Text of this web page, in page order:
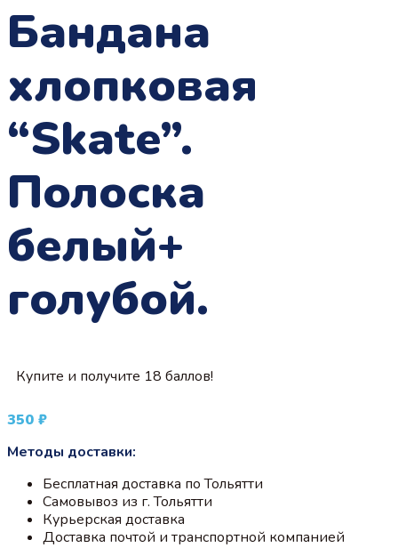
Бандана
хлопковая
“Skate”.
Полоска
белый+
голубой.
Купите и получите 18 баллов!
350 ₽
Методы доставки:
Бесплатная доставка по Тольятти
Самовывоз из г. Тольятти
Курьерская доставка
Доставка почтой и транспортной компанией